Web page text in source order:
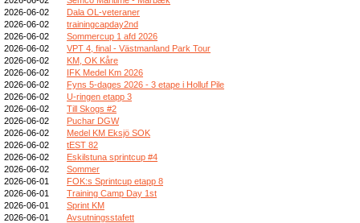
2026-06-02
Dala OL-veteraner
2026-06-02
trainingcapday2nd
2026-06-02
Sommercup 1 afd 2026
2026-06-02
VPT 4, final - Västmanland Park Tour
2026-06-02
KM, OK Kåre
2026-06-02
IFK Medel Km 2026
2026-06-02
Fyns 5-dages 2026 - 3 etape i Holluf Pile
2026-06-02
U-ringen etapp 3
2026-06-02
Till Skogs #2
2026-06-02
Puchar DGW
2026-06-02
Medel KM Eksjö SOK
2026-06-02
tEST 82
2026-06-02
Eskilstuna sprintcup #4
2026-06-02
Sommer
2026-06-01
FOK:s Sprintcup etapp 8
2026-06-01
Training Camp Day 1st
2026-06-01
Sprint KM
2026-06-01
Avsutningsstafett